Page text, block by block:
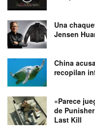
Una
Jensen
China
recopilan
«Parece
de
Last Kill